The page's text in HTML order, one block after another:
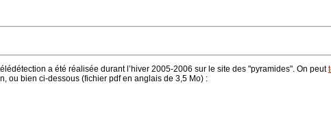
a été réalisée durant l’hiver 2005-2006 sur le site des "pyramides". On peut
ou bien ci-dessous (fichier pdf en anglais de 3,5 Mo) :